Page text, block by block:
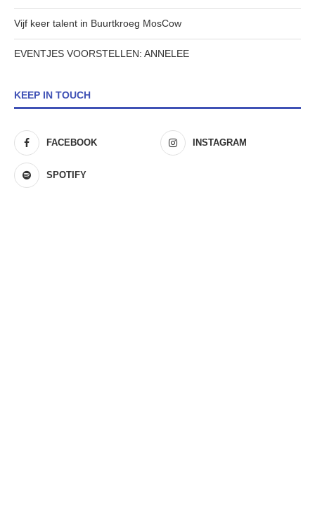
Vijf keer talent in Buurtkroeg MosCow
EVENTJES VOORSTELLEN: ANNELEE
KEEP IN TOUCH
FACEBOOK INSTAGRAM
SPOTIFY